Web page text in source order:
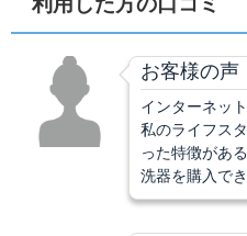
お客様の声
インターネッ
私のライフス
った特徴があ
洗器を購入で